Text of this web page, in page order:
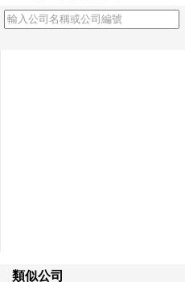
類似公司